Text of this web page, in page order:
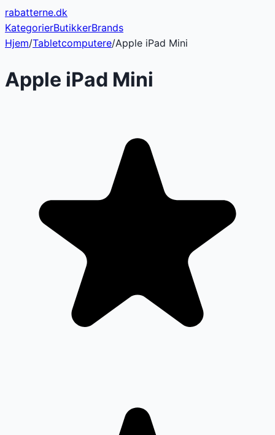
rabatterne.dk
KategorierButikkerBrands
Hjem/Tabletcomputere/Apple iPad Mini
Apple iPad Mini